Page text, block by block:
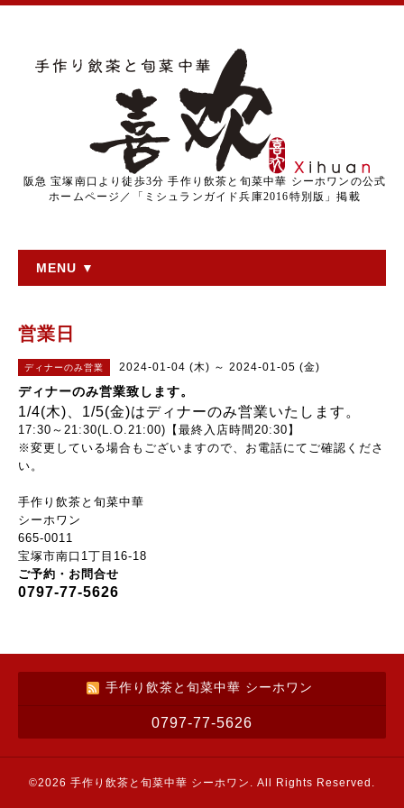
阪急 宝塚南口より徒歩3分 手作り飲茶と旬菜中華 シーホワンの公式
ホームページ／「ミシュランガイド兵庫2016特別版」掲載
MENU ▼
営業日
ディナーのみ営業 2024-01-04 (木) ～ 2024-01-05 (金)
ディナーのみ営業致します。
1/4(木)、 1/5(金)はディナーのみ営業いたします。
17:30～21:30(L.O.21:00)【最終入店時間20:30】
※変更している場合もございますので、お電話にてご確認くださ
い。
手作り飲茶と旬菜中華
シーホワン
665-0011
宝塚市南口1丁目16-18
ご予約・お問合せ
0797-77-5626
手作り飲茶と旬菜中華 シーホワン
0797-77-5626
©2026 手作り飲茶と旬菜中華 シーホワン . All Rights Reserved.